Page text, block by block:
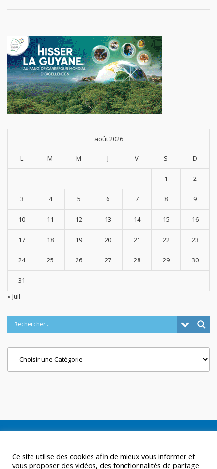
août 2026
L M M J V S D
1 2
3 4 5 6 7 8 9
10 11 12 13 14 15 16
17 18 19 20 21 22 23
24 25 26 27 28 29 30
31
« Juil
Ce site utilise des cookies afin de mieux vous informer et
vous proposer des vidéos, des fonctionnalités de partage